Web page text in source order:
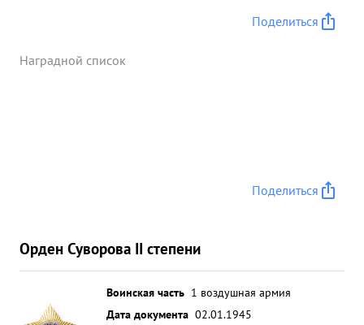
Поделиться
Наградной список
Поделиться
Орден Суворова II степени
Воинская часть 1 воздушная армия
Дата документа 02.01.1945